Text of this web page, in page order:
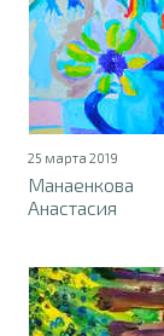
25 марта 2019
Манаенкова
Анастасия